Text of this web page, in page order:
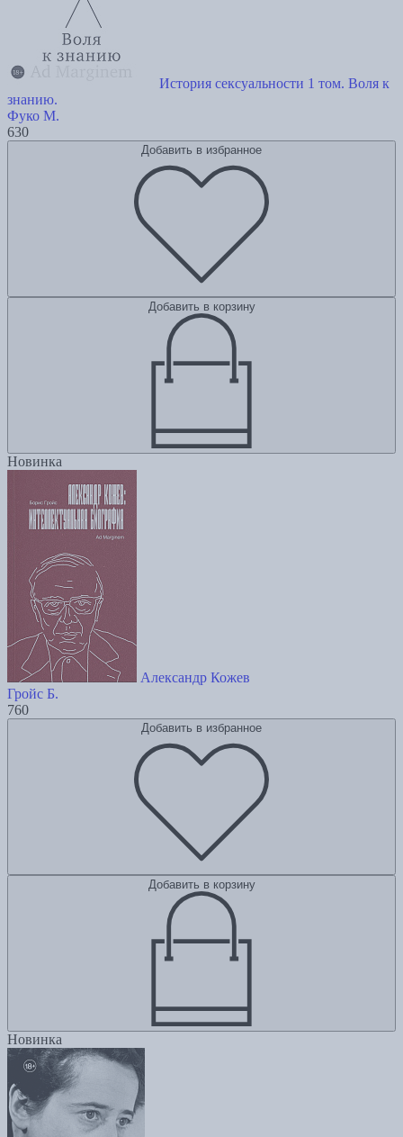
История сексуальности 1 том. Воля к
знанию.
Фуко М.
630
Добавить в избранное
Добавить в корзину
Новинка
Александр Кожев
Гройс Б.
760
Добавить в избранное
Добавить в корзину
Новинка